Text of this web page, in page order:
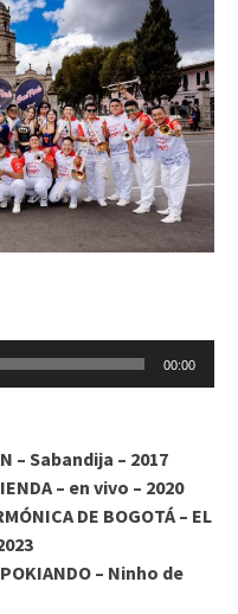
00:00
– Sabandija – 2017
– en vivo – 2020
DE BOGOTÁ – EL
– Ninho de